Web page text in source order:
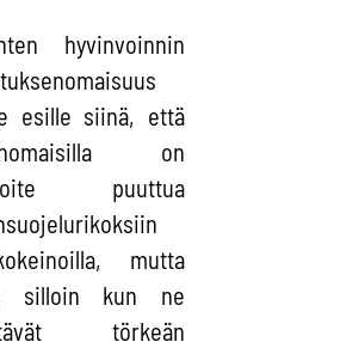
hyvinvoinnin
esille siinä, että
on
puuttua
mutta
silloin kun ne
törkeän